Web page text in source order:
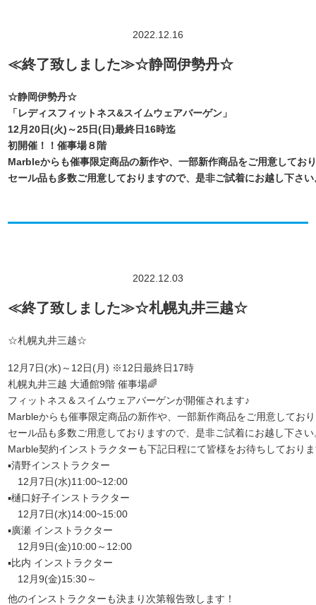
2022.12.16
≪終了致しました≫☆静岡伊勢丹☆
☆静岡伊勢丹☆
「レディスフィットネス&スイムウェアバーゲン」
12月20日(火)～25日(日)最終日16時迄
初開催！！催事場８階
Marbleからも催事限定商品の新作や、一部新作商品をご用意してお
セール品も多数ご用意しておりますので、是非ご試着にお越し下さい
2022.12.03
≪終了致しました≫☆札幌丸井三越☆
☆札幌丸井三越☆
12月7日(水)～12日(月) ※12日最終日17時
札幌丸井三越 大通館9階 催事場🌈
フィットネス＆スイムウェアバーゲンが開催されます♪
Marbleからも催事限定商品の新作や、一部新作商品をご用意してお
セール品も多数ご用意しておりますので、是非ご試着にお越し下さい
Marble契約インストラクターも下記日程にて皆様をお待ちしており
▪清野インストラクター
12月7日(水)11:00~12:00
▪樋口好子インストラクター
12月7日(水)14:00~15:00
▪廣瀬 インストラクター
12月9日(金)10:00～12:00
▪比内 インストラクター
12月9(金)15:30～
他のインストラクターも決まり次第報告致します！